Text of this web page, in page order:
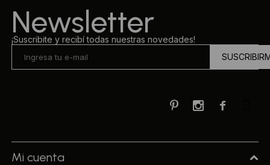
Newsletter
¡Suscribite y recibí todas nuestras novedades!

 
Mi cuenta